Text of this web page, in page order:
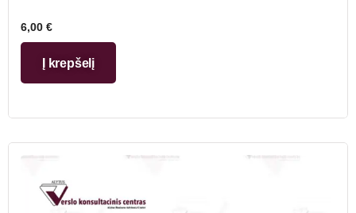
6,00 €
Į krepšelį